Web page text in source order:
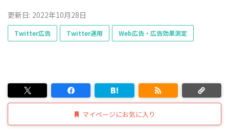
更新日: 2022年10月28日
Twitter広告 Twitter運用 Web広告・広告効果測定
マイページにお気に入り